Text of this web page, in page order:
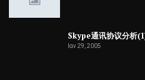
Skype通讯协议分析
Ιαν 29, 2005